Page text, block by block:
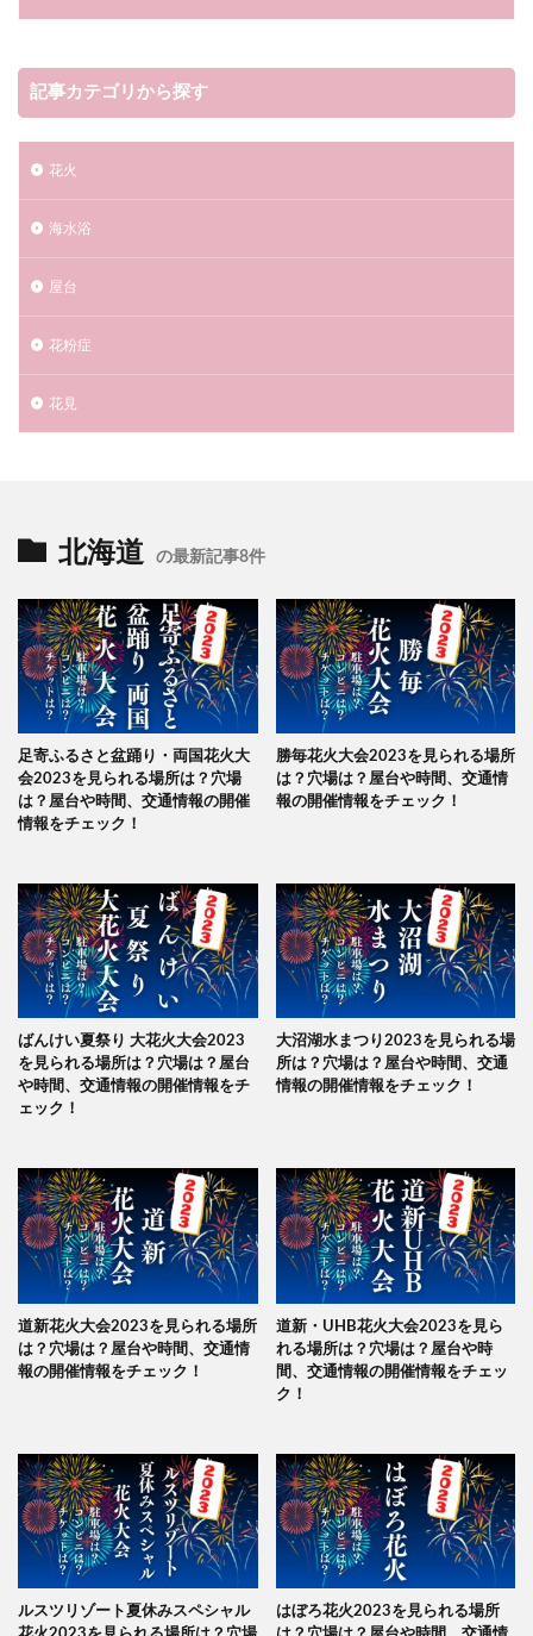
記事カテゴリから探す
花火
海水浴​​
屋台
花粉症
花見
北海道 の最新記事8件
足寄ふるさと盆踊り・両国花火大
会2023を見られる場所は？穴場
は？屋台や時間、交通情報の開催
情報をチェック！
勝毎花火大会2023を見られる場所
は？穴場は？屋台や時間、交通情
報の開催情報をチェック！
ばんけい夏祭り 大花火大会2023
を見られる場所は？穴場は？屋台
や時間、交通情報の開催情報をチ
ェック！
大沼湖水まつり2023を見られる場
所は？穴場は？屋台や時間、交通
情報の開催情報をチェック！
道新花火大会2023を見られる場所
は？穴場は？屋台や時間、交通情
報の開催情報をチェック！
道新・UHB花火大会2023を見ら
れる場所は？穴場は？屋台や時
間、交通情報の開催情報をチェッ
ク！
ルスツリゾート夏休みスペシャル
はぼろ花火2023を見られる場所